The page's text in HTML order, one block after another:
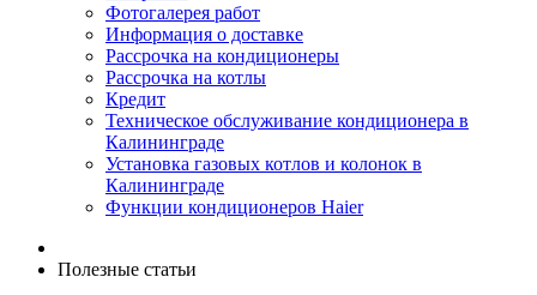
Фотогалерея работ
Информация о доставке
Рассрочка на кондиционеры
Рассрочка на котлы
Кредит
Техническое обслуживание кондиционера в
Калининграде
Установка газовых котлов и колонок в
Калининграде
Функции кондиционеров Haier
Полезные статьи